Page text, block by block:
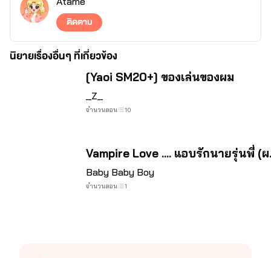
ติดตาม
นิยายเรื่องอื่นๆ ที่เกี่ยวข้อง
[Yaoi SM20+] ของเล่นของผม
_Z_
จำนวนตอน 10
Vampire Love .... แอบรักนายรุ่นพี่ (
Baby Baby Boy
จำนวนตอน 1